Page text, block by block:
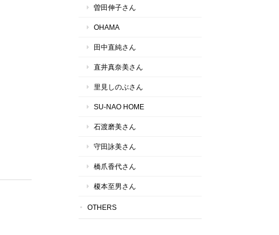
曽田伸子さん
OHAMA
田中直純さん
直井真奈美さん
里見しのぶさん
SU-NAO HOME
石渡磨美さん
守田詠美さん
橋爪香代さん
榎本至男さん
OTHERS